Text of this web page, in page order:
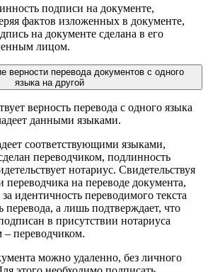
подписи на документе,
фактов изложенных в документе,
на документе сделана в его
лицом.
верности перевода документов с одного
языка на другой
верность перевода с одного языка
данными языками.
соответствующими языками,
переводчиком, подлинность
нотариус. Свидетельствуя
на переводе документа,
идентичность переводимого текста
перевода, а лишь подтверждает, что
в присутствии нотариуса
переводчиком.
можно удаленно, без личного